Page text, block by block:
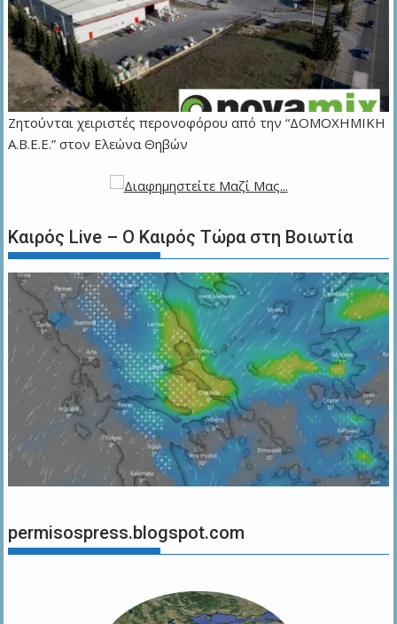
Ζητούνται χειριστές περονοφόρου από την “ΔΟΜΟΧΗΜΙΚΗ
Α.Β.Ε.Ε.” στον Ελεώνα Θηβών
Καιρός Live – Ο Καιρός Τώρα στη Βοιωτία
permisospress.blogspot.com